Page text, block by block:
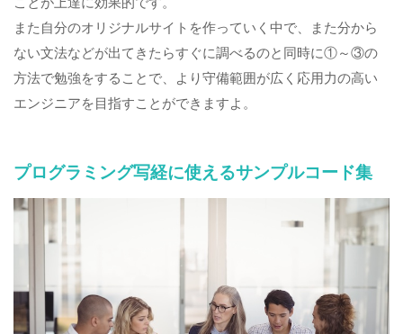
また自分のオリジナルサイトを作っていく中で、また分から
ない文法などが出てきたらすぐに調べるのと同時に①～③の
方法で勉強をすることで、より守備範囲が広く応用力の高い
エンジニアを目指すことができますよ。
プログラミング写経に使えるサンプルコード集